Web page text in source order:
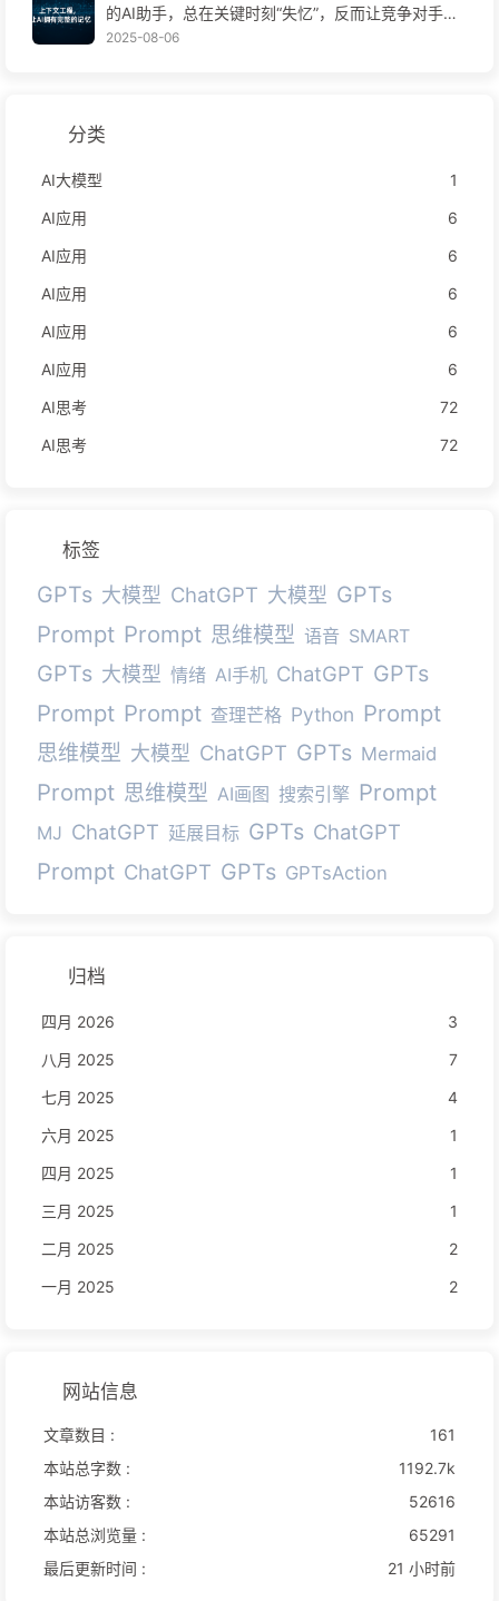
的AI助手，总在关键时刻“失忆”，反而让竞争对手实
现90%性能提升？——慢慢学AI169
2025-08-06
分类
AI大模型
1
AI应用
6
AI应用
6
AI应用
6
AI应用
6
AI应用
6
AI思考
72
AI思考
72
标签
GPTs 大模型 ChatGPT 大模型 GPTs
Prompt Prompt 思维模型 语音 SMART
GPTs 大模型 情绪 AI手机 ChatGPT GPTs
Prompt Prompt 查理芒格 Python Prompt
思维模型 大模型 ChatGPT GPTs Mermaid
Prompt 思维模型 AI画图 搜索引擎 Prompt
MJ ChatGPT 延展目标 GPTs ChatGPT
Prompt ChatGPT GPTs GPTsAction
归档
四月 2026
3
八月 2025
7
七月 2025
4
六月 2025
1
四月 2025
1
三月 2025
1
二月 2025
2
一月 2025
2
网站信息
文章数目 :
161
本站总字数 :
1192.7k
本站访客数 :
52616
本站总浏览量 :
65291
最后更新时间 :
21 小时前